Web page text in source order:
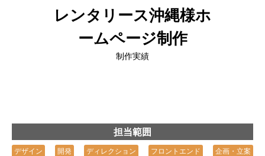
レンタリース沖縄様ホ
ームページ制作
制作実績
担当範囲
デザイン 開発 ディレクション フロントエンド 企画・立案